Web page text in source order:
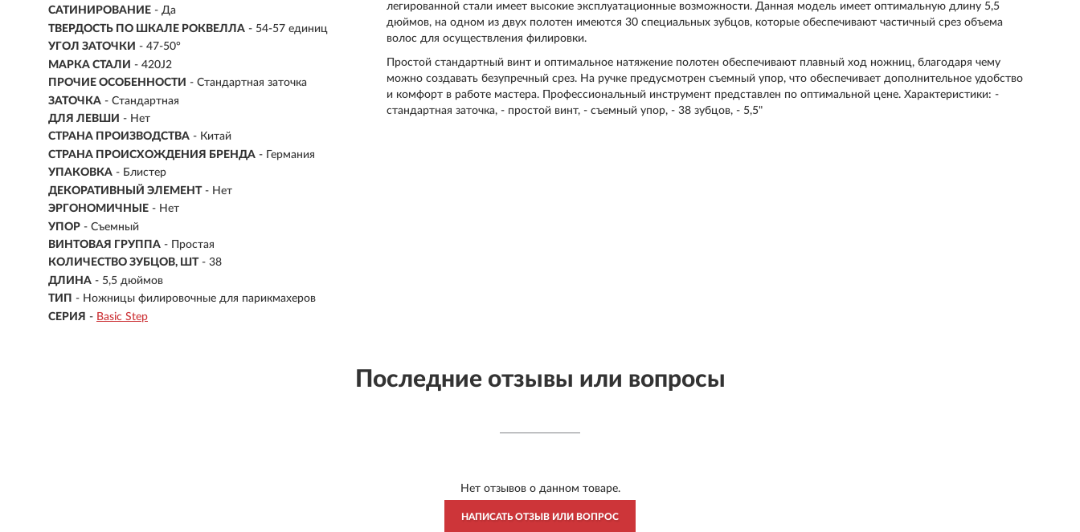
САТИНИРОВАНИЕ - Да
ТВЕРДОСТЬ ПО ШКАЛЕ РОКВЕЛЛА - 54-57 единиц
УГОЛ ЗАТОЧКИ - 47-50°
МАРКА СТАЛИ - 420J2
ПРОЧИЕ ОСОБЕННОСТИ - Стандартная заточка
ЗАТОЧКА - Стандартная
ДЛЯ ЛЕВШИ - Нет
СТРАНА ПРОИЗВОДСТВА - Китай
СТРАНА ПРОИСХОЖДЕНИЯ БРЕНДА - Германия
УПАКОВКА - Блистер
ДЕКОРАТИВНЫЙ ЭЛЕМЕНТ - Нет
ЭРГОНОМИЧНЫЕ - Нет
УПОР - Съемный
ВИНТОВАЯ ГРУППА - Простая
КОЛИЧЕСТВО ЗУБЦОВ, ШТ - 38
ДЛИНА - 5,5 дюймов
ТИП - Ножницы филировочные для парикмахеров
СЕРИЯ - Basic Step
легированной стали имеет высокие эксплуатационные возможности. Данная модель имеет оптимальную длину 5,5
дюймов, на одном из двух полотен имеются 30 специальных зубцов, которые обеспечивают частичный срез объема
волос для осуществления филировки.
Простой стандартный винт и оптимальное натяжение полотен обеспечивают плавный ход ножниц, благодаря чему
можно создавать безупречный срез. На ручке предусмотрен съемный упор, что обеспечивает дополнительное удобство
и комфорт в работе мастера. Профессиональный инструмент представлен по оптимальной цене. Характеристики: -
стандартная заточка, - простой винт, - съемный упор, - 38 зубцов, - 5,5"
Последние отзывы или вопросы
Нет отзывов о данном товаре.
НАПИСАТЬ ОТЗЫВ ИЛИ ВОПРОС